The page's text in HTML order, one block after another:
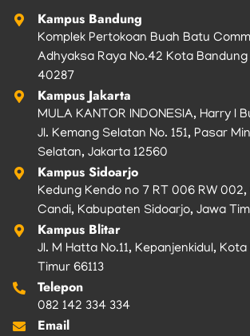
Kampus Bandung
Komplek Pertokoan Buah Batu
Adhyaksa Raya No.42 Kota
40287
Kampus Jakarta
MULA KANTOR INDONESIA, Harry I
Jl. Kemang Selatan No. 151, Pasar
Selatan, Jakarta 12560
Kampus Sidoarjo
Kedung Kendo no 7 RT 006 RW
Candi, Kabupaten Sidoarjo, Jawa
Kampus Blitar
Jl. M Hatta No.11, Kepanjenkidul,
Timur 66113
Telepon
082 142 334 334
Email